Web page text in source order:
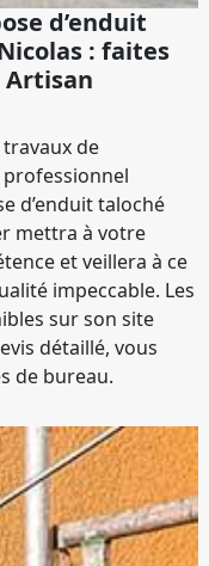
d’enduit
: faites
travaux de
d’enduit taloché
mettra à votre
et veillera à ce
impeccable. Les
sur son site
détaillé, vous
de bureau.